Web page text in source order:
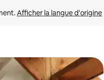
Afficher la langue d'origine